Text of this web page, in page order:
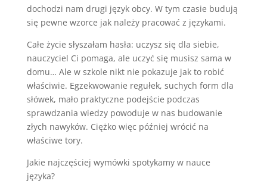
dochodzi nam drugi język obcy. W tym czasie budują
się pewne wzorce jak należy pracować z językami.
Całe życie słyszałam hasła: uczysz się dla siebie,
nauczyciel Ci pomaga, ale uczyć się musisz sama w
domu… Ale w szkole nikt nie pokazuje jak to robić
właściwie. Egzekwowanie regułek, suchych form dla
słówek, mało praktyczne podejście podczas
sprawdzania wiedzy powoduje w nas budowanie
złych nawyków. Ciężko więc później wrócić na
właściwe tory.
Jakie najczęściej wymówki spotykamy w nauce
języka?